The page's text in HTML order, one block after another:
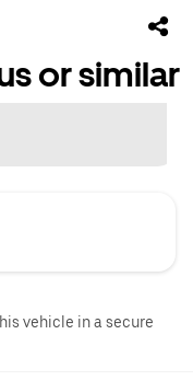
or similar
vehicle in a secure